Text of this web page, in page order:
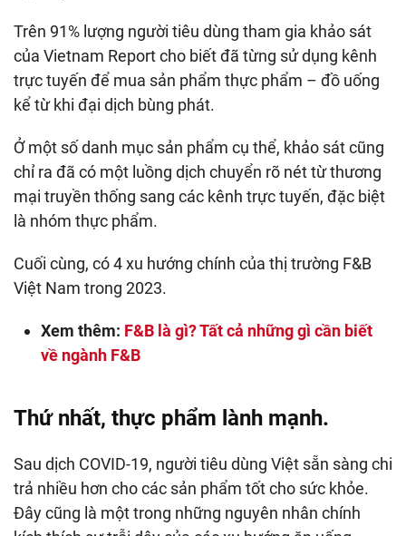
Trên 91% lượng người tiêu dùng tham gia khảo sát
của Vietnam Report cho biết đã từng sử dụng kênh
trực tuyến để mua sản phẩm thực phẩm – đồ uống
kể từ khi đại dịch bùng phát.
Ở một số danh mục sản phẩm cụ thể, khảo sát cũng
chỉ ra đã có một luồng dịch chuyển rõ nét từ thương
mại truyền thống sang các kênh trực tuyến, đặc biệt
là nhóm thực phẩm.
Cuối cùng, có 4 xu hướng chính của thị trường F&B
Việt Nam trong 2023.
Xem thêm: F&B là gì? Tất cả những gì cần biết
về ngành F&B
Thứ nhất, thực phẩm lành mạnh.
Sau dịch COVID-19, người tiêu dùng Việt sẵn sàng chi
trả nhiều hơn cho các sản phẩm tốt cho sức khỏe.
Đây cũng là một trong những nguyên nhân chính